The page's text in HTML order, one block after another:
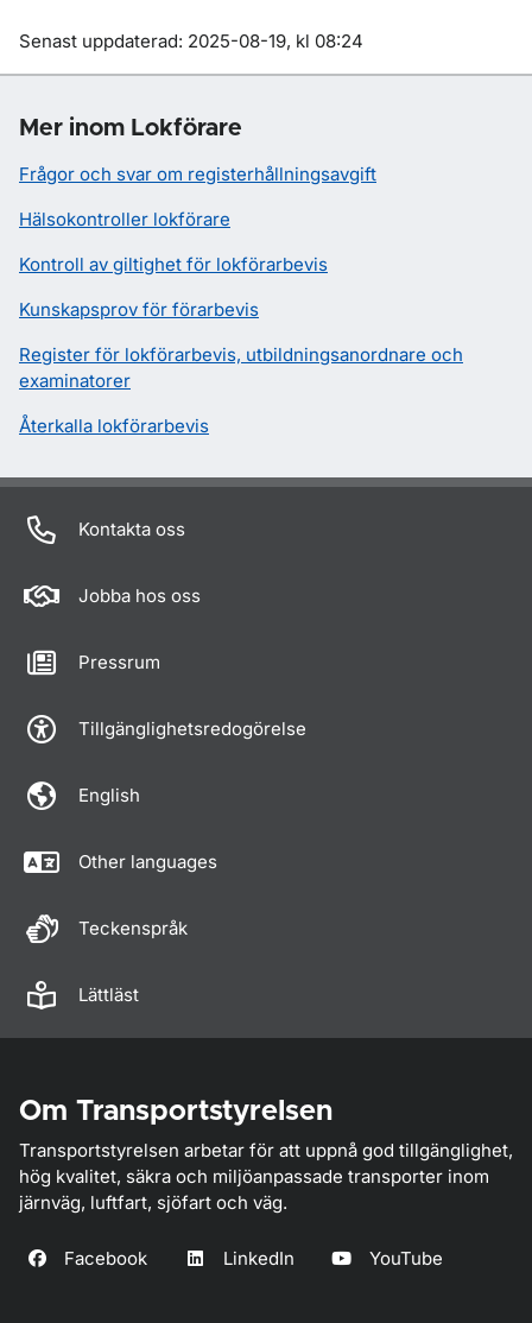
Om sidan
Senast uppdaterad: 2025-08-19, kl 08:24
Mer inom Lokförare
Frågor och svar om registerhållningsavgift
Hälsokontroller lokförare
Kontroll av giltighet för lokförarbevis
Kunskapsprov för förarbevis
Register för lokförarbevis, utbildningsanordnare och
examinatorer
Återkalla lokförarbevis
Kontakta oss
Jobba hos oss
Pressrum
Tillgänglighetsredogörelse
English
Other languages
Teckenspråk
Lättläst
Om Transportstyrelsen
Transportstyrelsen arbetar för att uppnå god tillgänglighet,
hög kvalitet, säkra och miljöanpassade transporter inom
järnväg, luftfart, sjöfart och väg.
Facebook LinkedIn YouTube